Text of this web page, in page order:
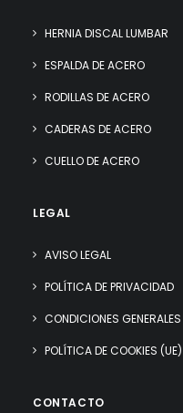
HERNIA DISCAL LUMBAR
ESPALDA DE ACERO
RODILLAS DE ACERO
CADERAS DE ACERO
CUELLO DE ACERO
LEGAL
AVISO LEGAL
POLÍTICA DE PRIVACIDAD
CONDICIONES
POLÍTICA DE COOKIES (UE)
CONTACTO